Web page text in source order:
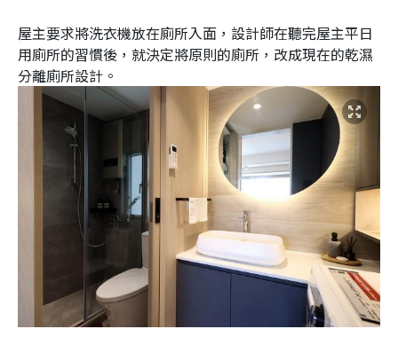
屋主要求將洗衣機放在廁所入面，設計師在聽完屋主平日
用廁所的習慣後，就決定將原則的廁所，改成現在的乾濕
分離廁所設計。